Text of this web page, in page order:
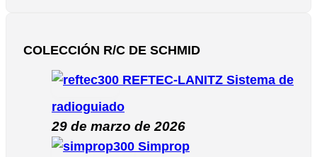
COLECCIÓN R/C DE SCHMID
REFTEC-LANITZ Sistema de
radioguiado
29 de marzo de 2026
Simprop